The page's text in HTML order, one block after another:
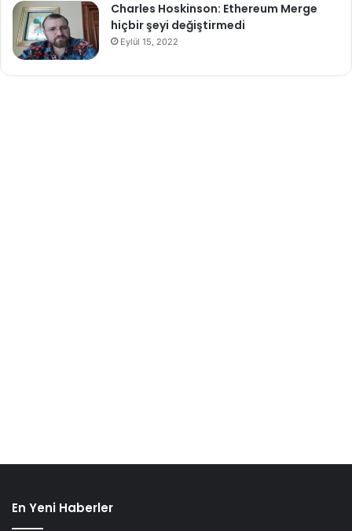
Charles Hoskinson: Ethereum Merge
hiçbir şeyi değiştirmedi
Eylül 15, 2022
En Yeni Haberler